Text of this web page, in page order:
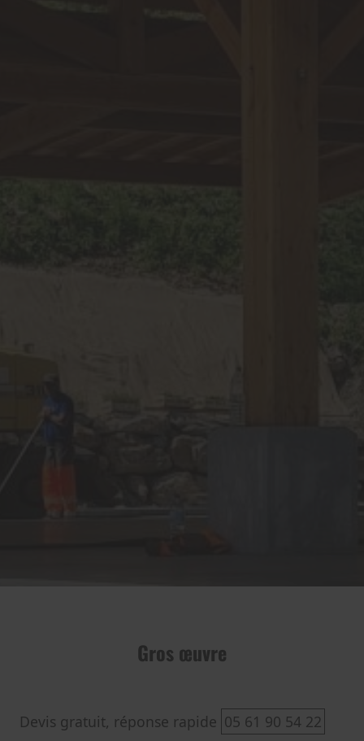
Gros œuvre
Devis gratuit, réponse rapide 05 61 90 54 22